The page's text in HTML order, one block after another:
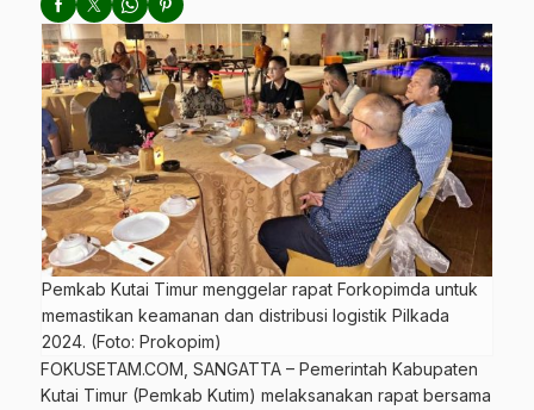
Pemkab Kutai Timur menggelar rapat Forkopimda untuk
memastikan keamanan dan distribusi logistik Pilkada
2024. (Foto: Prokopim)
FOKUSETAM.COM , SANGATTA – Pemerintah Kabupaten
Kutai Timur (Pemkab Kutim) melaksanakan rapat bersama